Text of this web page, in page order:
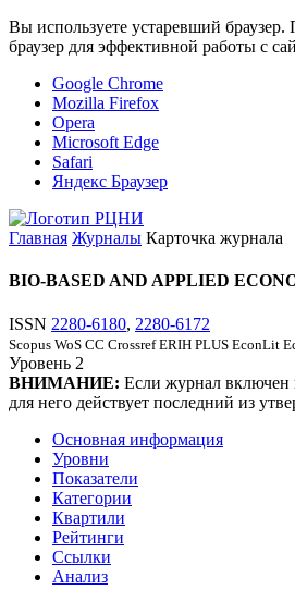
Вы используете устаревший
браузер для эффективной работы с
Google Chrome
Mozilla Firefox
Opera
Microsoft Edge
Safari
Яндекс Браузер
Главная Журналы Карточка журнала
BIO-BASED AND APPLIED
ISSN 2280-6180, 2280-6172
Scopus WoS CC Crossref ERIH PLUS EconLit
Уровень 2
ВНИМАНИЕ: Если журнал включен
для него действует последний из
Основная информация
Уровни
Показатели
Категории
Квартили
Рейтинги
Ссылки
Анализ